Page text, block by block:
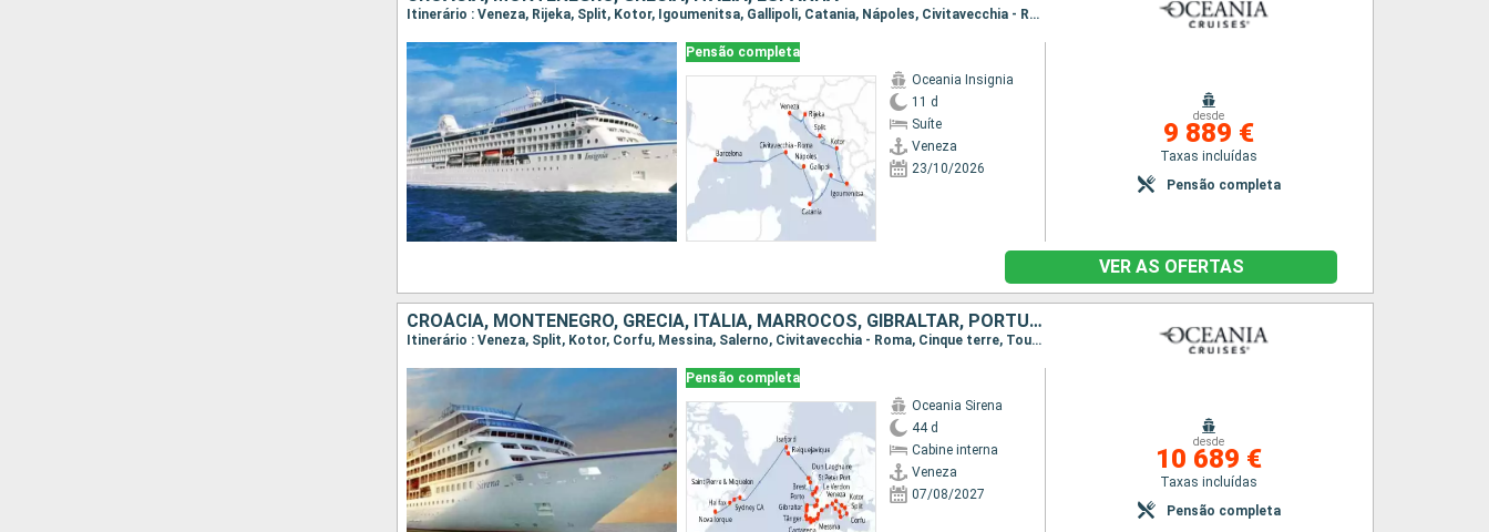
Itinerário : Veneza, Rijeka, Split, Kotor, Igoumenitsa, Gallipoli, Catania, Nápoles, Civitavecchia - Roma, Barcelona
Pensão completa
Oceania Insignia
11 d
Suíte
Veneza
23/10/2026
desde
9 889 €
Taxas incluídas
Pensão completa
VER AS OFERTAS
CROÁCIA, MONTENEGRO, GRÉCIA, ITÁLIA, MARROCOS, GIBRALTAR, PORTUGAL, ESPANHA, FRANÇA, REINO UNIDO, IRLANDA, ISLÂNDIA, ANTÍGUA E BARBUDA, CANADÁ, ESTADOS UNIDOS
Itinerário : Veneza, Split, Kotor, Corfu, Messina, Salerno, Civitavecchia - Roma, Cinque terre, Toulon, Barcelona, Valência, Cartagena, Motril, Tânger, Gibraltar, Sevilha, Portimão, Lisboa, Porto, Vigo, A Corunha, Bilbao, Biarritz, Le Verdon, Brest, St Peter Port, Southampton, Dun Laoghaire, Londonderry, Reiquejavique, Isafjord, Saint Johns, Saint Pierre & Miquelon, Sydney, Halifax, Nova Iorque
Pensão completa
Oceania Sirena
44 d
Cabine interna
Veneza
07/08/2027
desde
10 689 €
Taxas incluídas
Pensão completa